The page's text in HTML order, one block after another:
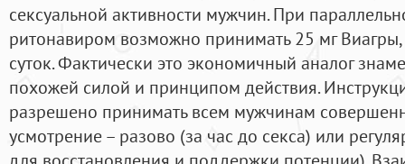
сексуальной активности мужчин. При
ритонавиром возможно принимать 25 мг
суток. Фактически это экономичный аналог
похожей силой и принципом действия.
разрешено принимать всем мужчинам
усмотрение – разово (за час до секса) или